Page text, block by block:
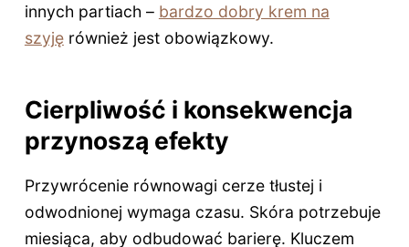
innych partiach – bardzo dobry krem na
szyjęrównież jest obowiązkowy.
Cierpliwość i konsekwencja
przynoszą efekty
Przywrócenie równowagi cerze tłustej i
odwodnionej wymaga czasu. Skóra potrzebuje
miesiąca, aby odbudować barierę. Kluczem